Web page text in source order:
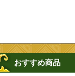
おすすめ商品